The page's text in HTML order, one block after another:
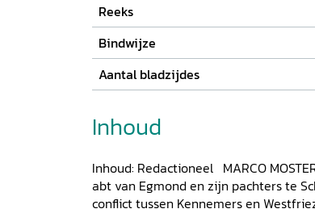
Reeks
Bindwijze
Aantal bladzijdes
Inhoud
Inhoud: Redactioneel MARCO
abt van Egmond en zijn pachters te
conflict tussen Kennemers en